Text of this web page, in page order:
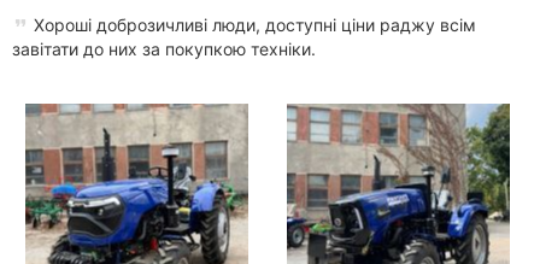
Хороші доброзичливі люди, доступні ціни раджу всім
завітати до них за покупкою техніки.